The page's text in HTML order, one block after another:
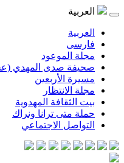
المهدي (عجّل الله فرجه)
المهدوية
ترانا ونراك
الاجتماعي